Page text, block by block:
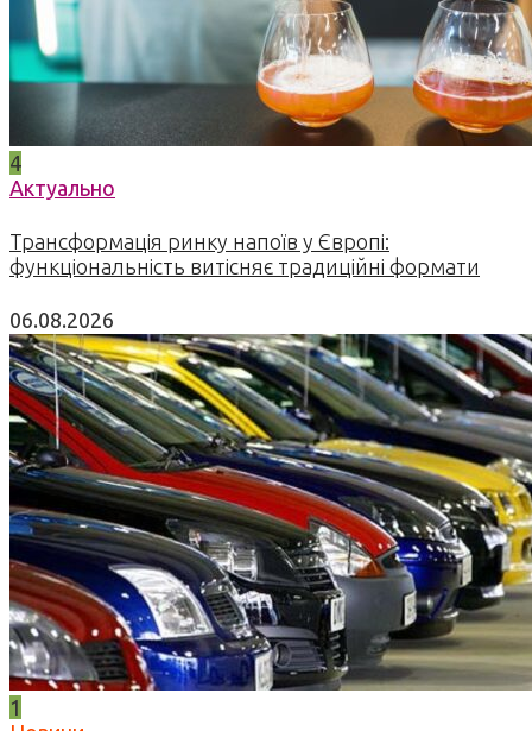
4
Актуально
Трансформація ринку напоїв у Європі:
функціональність витісняє традиційні формати
06.08.2026
1